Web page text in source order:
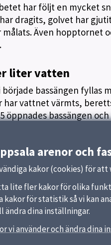
har följt en mycket
dragits, golvet har
målats. Även hopptornet
liter vatten
började bassängen
har vattnet värmts,
öppnades bassängen
2024arenor och
kakor (cookies) för
lite fler kakor för olika
kakor för statistik så vi kan
ändra dina inställningar.
vi använder och ändra dina
arenor och